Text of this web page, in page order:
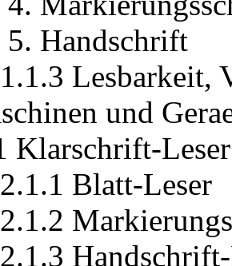
5. Handschrift
Lesbarkeit,
und
Klarschrift-Leser
Blatt-Leser